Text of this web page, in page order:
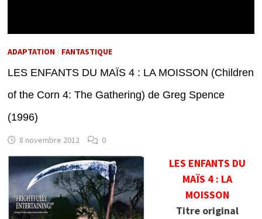
ADAPTATION/ FANTASTIQUE
LES ENFANTS DU MAÏS 4 : LA MOISSON (Children
of the Corn 4: The Gathering) de Greg Spence
(1996)
8 novembre 2012 0
LES ENFANTS DU
MAÏS 4 : LA
MOISSON
Titre original